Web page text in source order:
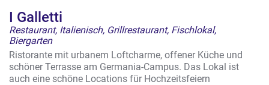
I Galletti
Restaurant, Italienisch, Grillrestaurant, Fischlokal,
Biergarten
Ristorante mit urbanem Loftcharme, offener Küche und
schöner Terrasse am Germania-Campus. Das Lokal ist
auch eine schöne Locations für Hochzeitsfeiern